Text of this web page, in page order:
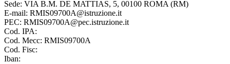
Sede: VIA B.M. DE MATTIAS, 5, 00100 ROMA (RM)
E-mail: RMIS09700A@istruzione.it
PEC: RMIS09700A@pec.istruzione.it
Cod. IPA:
Cod. Mecc: RMIS09700A
Cod. Fisc:
Iban: